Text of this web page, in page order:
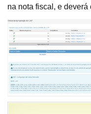
na nota fiscal, e deverá